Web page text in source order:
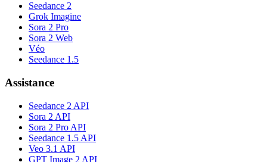
Seedance 2
Grok Imagine
Sora 2 Pro
Sora 2 Web
Véo
Seedance 1.5
Assistance
Seedance 2 API
Sora 2 API
Sora 2 Pro API
Seedance 1.5 API
Veo 3.1 API
GPT Image 2 API